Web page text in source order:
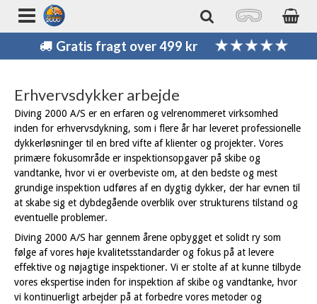
Gratis fragt over 499 kr
Erhvervsdykker arbejde
Diving 2000 A/S er en erfaren og velrenommeret virksomhed
inden for erhvervsdykning, som i flere år har leveret professionelle
dykkerløsninger til en bred vifte af klienter og projekter. Vores
primære fokusområde er inspektionsopgaver på skibe og
vandtanke, hvor vi er overbeviste om, at den bedste og mest
grundige inspektion udføres af en dygtig dykker, der har evnen til
at skabe sig et dybdegående overblik over strukturens tilstand og
eventuelle problemer.
Diving 2000 A/S har gennem årene opbygget et solidt ry som
følge af vores høje kvalitetsstandarder og fokus på at levere
effektive og nøjagtige inspektioner. Vi er stolte af at kunne tilbyde
vores ekspertise inden for inspektion af skibe og vandtanke, hvor
vi kontinuerligt arbejder på at forbedre vores metoder og